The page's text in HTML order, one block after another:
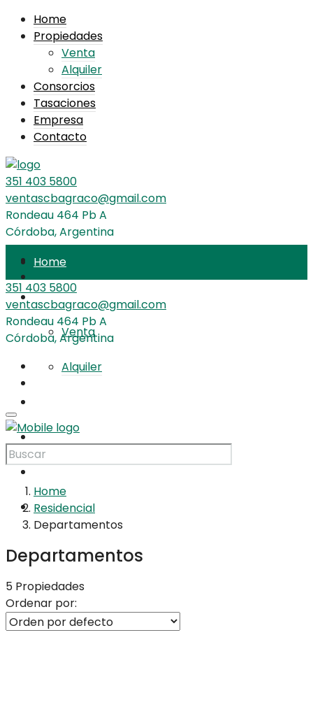
Home
Propiedades
Venta
Alquiler
Consorcios
Tasaciones
Empresa
Contacto
351 403 5800
ventascbagraco@gmail.com
Rondeau 464 Pb A
Córdoba, Argentina
Home
Propiedades
Venta
Alquiler
Tasaciones
Contacto
351 403 5800
ventascbagraco@gmail.com
Rondeau 464 Pb A
Córdoba, Argentina
Home
Residencial
Departamentos
Departamentos
5 Propiedades
Ordenar por: